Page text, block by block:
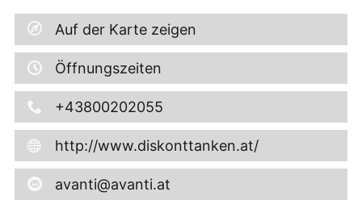
Auf der Karte zeigen
Öffnungszeiten
+43800202055
http://www.diskonttanken.at/
avanti@avanti.at